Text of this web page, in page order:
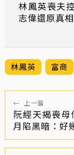
林鳳英喪夫
志偉還原真相
林鳳英 富商
← 上一篇
阮經天揭喪
月陷黑暗：好